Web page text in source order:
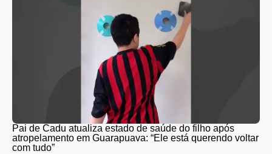
Pai de Cadu atualiza estado de saúde do filho após
atropelamento em Guarapuava: “Ele está querendo voltar
com tudo”